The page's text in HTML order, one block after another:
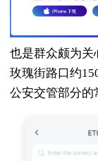
也是群众颇为关
玫瑰街路口约
公安交管部分的